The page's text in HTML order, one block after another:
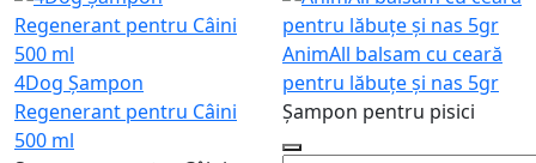
4Dog Șampon
Regenerant pentru Câini
500 ml
AnimAll balsam cu ceară
pentru lăbuțe și nas 5gr
Șampon pentru pisici